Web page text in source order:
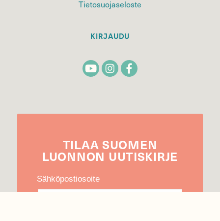
Tietosuojaseloste
KIRJAUDU
TILAA SUOMEN
LUONNON UUTIS­KIRJE
Sähköpostiosoite